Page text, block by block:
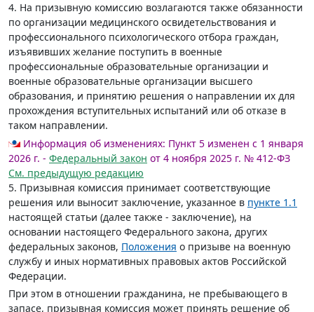
4. На призывную комиссию возлагаются также обязанности
по организации медицинского освидетельствования и
профессионального психологического отбора граждан,
изъявивших желание поступить в военные
профессиональные образовательные организации и
военные образовательные организации высшего
образования, и принятию решения о направлении их для
прохождения вступительных испытаний или об отказе в
таком направлении.
Информация об изменениях: Пункт 5 изменен с 1 января
2026 г. - Федеральный закон от 4 ноября 2025 г. № 412-ФЗ
См. предыдущую редакцию
5. Призывная комиссия принимает соответствующие
решения или выносит заключение, указанное в пункте 1.1
настоящей статьи (далее также - заключение), на
основании настоящего Федерального закона, других
федеральных законов, Положения о призыве на военную
службу и иных нормативных правовых актов Российской
Федерации.
При этом в отношении гражданина, не пребывающего в
запасе, призывная комиссия может принять решение об